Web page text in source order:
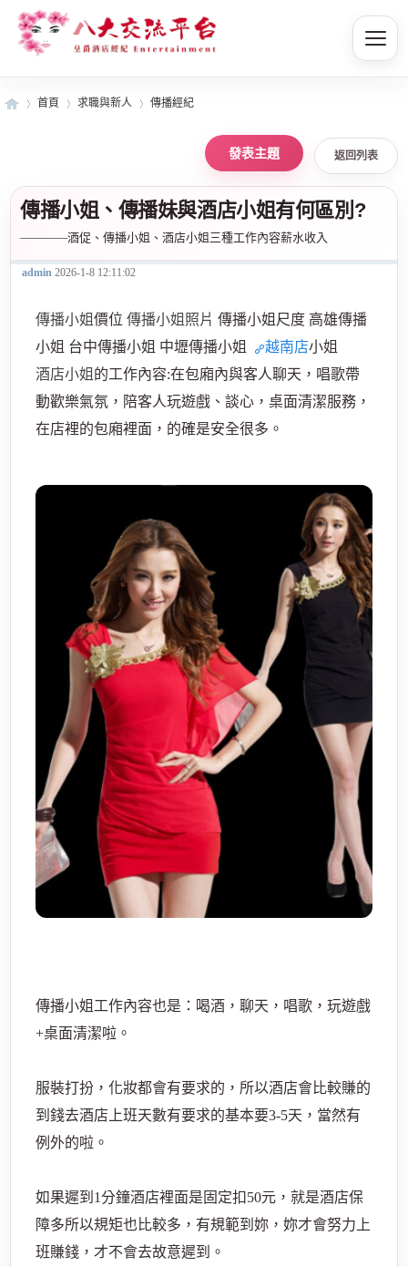
首頁 求職與新人 傳播經紀
返回列表
傳播小姐、傳播妹與酒店小姐有何區別?
————酒促、傳播小姐、酒店小姐三種工作內容薪水收入
admin 2026-1-8 12:11:02
傳播小姐價位 傳播小姐照片 傳播小姐尺度 高雄傳播
小姐 台中傳播小姐 中壢傳播小姐
越南店小姐
酒店小姐 的工作內容:在包廂內與客人聊天，唱歌帶
動歡樂氣氛，陪客人玩遊戲、談心，桌面清潔服務，
在店裡的包廂裡面，的確是安全很多。
傳播小姐工作內容也是：喝酒，聊天，唱歌，玩遊戲
+桌面清潔啦。
服裝打扮，化妝都會有要求的，所以酒店會比較賺的
到錢去酒店上班天數有要求的基本要3-5天，當然有
例外的啦。
如果遲到1分鐘酒店裡面是固定扣50元，就是酒店保
障多所以規矩也比較多，有規範到妳，妳才會努力上
班賺錢，才不會去故意遲到。